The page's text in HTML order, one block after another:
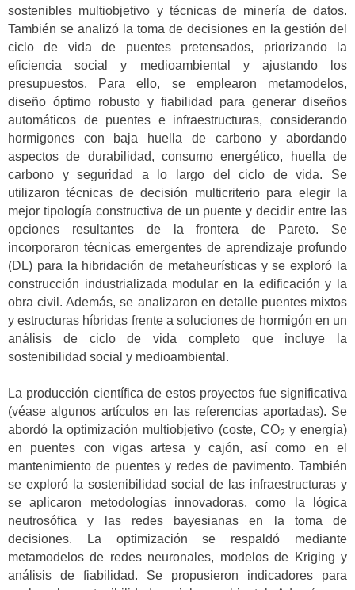
sostenibles multiobjetivo y técnicas de minería de datos.
También se analizó la toma de decisiones en la gestión del
ciclo de vida de puentes pretensados, priorizando la
eficiencia social y medioambiental y ajustando los
presupuestos. Para ello, se emplearon metamodelos,
diseño óptimo robusto y fiabilidad para generar diseños
automáticos de puentes e infraestructuras, considerando
hormigones con baja huella de carbono y abordando
aspectos de durabilidad, consumo energético, huella de
carbono y seguridad a lo largo del ciclo de vida. Se
utilizaron técnicas de decisión multicriterio para elegir la
mejor tipología constructiva de un puente y decidir entre las
opciones resultantes de la frontera de Pareto. Se
incorporaron técnicas emergentes de aprendizaje profundo
(DL) para la hibridación de metaheurísticas y se exploró la
construcción industrializada modular en la edificación y la
obra civil. Además, se analizaron en detalle puentes mixtos
y estructuras híbridas frente a soluciones de hormigón en un
análisis de ciclo de vida completo que incluye la
sostenibilidad social y medioambiental.
La producción científica de estos proyectos fue significativa
(véase algunos artículos en las referencias aportadas). Se
abordó la optimización multiobjetivo (coste, CO2 y energía)
en puentes con vigas artesa y cajón, así como en el
mantenimiento de puentes y redes de pavimento. También
se exploró la sostenibilidad social de las infraestructuras y
se aplicaron metodologías innovadoras, como la lógica
neutrosófica y las redes bayesianas en la toma de
decisiones. La optimización se respaldó mediante
metamodelos de redes neuronales, modelos de Kriging y
análisis de fiabilidad. Se propusieron indicadores para